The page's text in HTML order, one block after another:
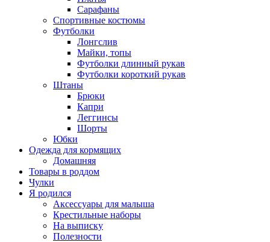
Сарафаны
Спортивные костюмы
Футболки
Лонгслив
Майки, топы
Футболки длинный рукав
Футболки короткий рукав
Штаны
Брюки
Капри
Леггинсы
Шорты
Юбки
Одежда для кормящих
Домашняя
Товары в роддом
Чулки
Я родился
Аксессуары для малыша
Крестильные наборы
На выписку
Полезности